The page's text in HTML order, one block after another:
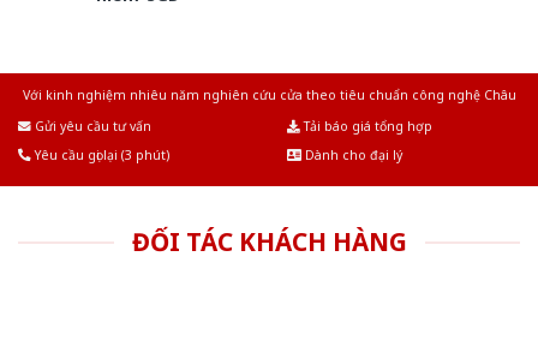
Với kinh nghiệm nhiêu năm nghiên cứu cửa theo tiêu chuẩn công nghệ Châu
Gửi yêu cầu tư vấn
Tải báo giá tổng hợp
Yêu cầu gọi lại (3 phút)
Dành cho đại lý
ĐỐI TÁC KHÁCH HÀNG